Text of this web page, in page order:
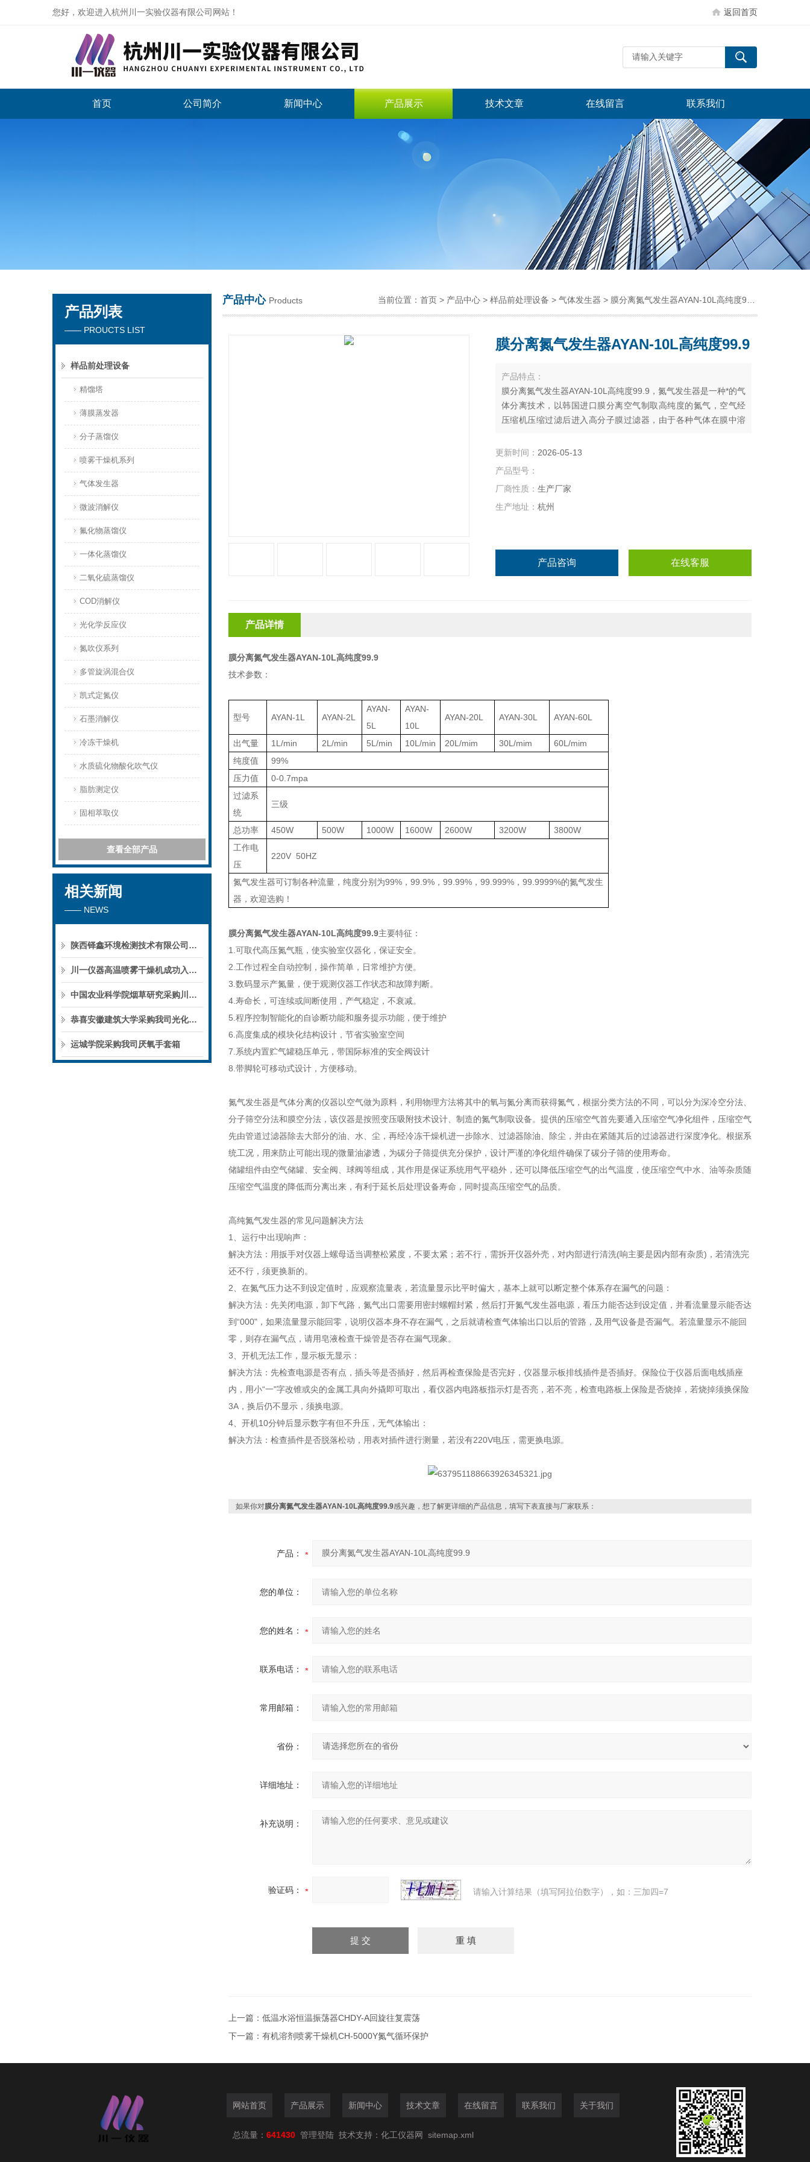
您好，欢迎进入杭州川一实验仪器有限公司网站！ 返回首页
杭州川一实验仪器有限公司
首页 公司简介 新闻中心 产品展示 技术文章 在线留言 联系我们
产品列表
—— PROUCTS LIST
样品前处理设备
精馏塔
薄膜蒸发器
分子蒸馏仪
喷雾干燥机系列
气体发生器
微波消解仪
氟化物蒸馏仪
一体化蒸馏仪
二氧化硫蒸馏仪
COD消解仪
光化学反应仪
氮吹仪系列
多管旋涡混合仪
凯式定氮仪
石墨消解仪
冷冻干燥机
水质硫化物酸化吹气仪
脂肪测定仪
固相萃取仪
查看全部产品
相关新闻
—— NEWS
陕西铎鑫环境检测技术有限公司采购我司全自动液液萃取仪
川一仪器高温喷雾干燥机成功入驻鄱阳职业学院，助力职业教育实训平台升级
中国农业科学院烟草研究采购川一仪器喷雾干燥机
恭喜安徽建筑大学采购我司光化学反应仪
运城学院采购我司厌氧手套箱
产品中心 Products 当前位置： 首页 > 产品中心 > 样品前处理设备 > 气体发生器 > 膜分离氮气发生器AYAN-10L高纯度99.9
膜分离氮气发生器AYAN-10L高纯度99.9
产品特点：
膜分离氮气发生器AYAN-10L高纯度99.9，氮气发生器是一种*的气
体分离技术，以韩国进口膜分离空气制取高纯度的氮气，空气经
压缩机压缩过滤后进入高分子膜过滤器，由于各种气体在膜中溶
在一定压力条件下，利用氧和氮等不同性质的气体在膜中具有不
更新时间： 2026-05-13
产品型号：
厂商性质： 生产厂家
生产地址： 杭州
产品咨询 在线客服
产品详情
膜分离氮气发生器AYAN-10L高纯度99.9
技术参数：
型号 AYAN-1L AYAN-2L
AYAN-
5L
AYAN-
10L
AYAN-20L AYAN-30L AYAN-60L
出气量 1L/min 2L/min 5L/min 10L/min 20L/mim 30L/mim
60L/mim
纯度值
99%
压力值
0-0.7mpa
过滤系
统
三级
总功率 450W 500W 1000W 1600W 2600W 3200W
3800W
工作电
压
220V 50HZ
氮气发生器可订制各种流量，纯度分别为99%，99.9%，99.99%，99.999%，99.9999%的氮气发生
器，欢迎选购！
膜分离氮气发生器AYAN-10L高纯度99.9主要特征：
1.可取代高压氮气瓶，使实验室仪器化，保证安全。
2.工作过程全自动控制，操作简单，日常维护方便。
3.数码显示产氮量，便于观测仪器工作状态和故障判断。
4.寿命长，可连续或间断使用，产气稳定，不衰减。
5.程序控制智能化的自诊断功能和服务提示功能，便于维护
6.高度集成的模块化结构设计，节省实验室空间
7.系统内置贮气罐稳压单元，带国际标准的安全阀设计
8.带脚轮可移动式设计，方便移动。
氮气发生器是气体分离的仪器以空气做为原料，利用物理方法将其中的氧与氮分离而获得氮气，根据分类方法的不同，可以分为深冷空分法、
分子筛空分法和膜空分法，该仪器是按照变压吸附技术设计、制造的氮气制取设备。提供的压缩空气首先要通入压缩空气净化组件，压缩空气
先由管道过滤器除去大部分的油、水、尘，再经冷冻干燥机进一步除水、过滤器除油、除尘，并由在紧随其后的过滤器进行深度净化。根据系
统工况，用来防止可能出现的微量油渗透，为碳分子筛提供充分保护，设计严谨的净化组件确保了碳分子筛的使用寿命。
储罐组件由空气储罐、安全阀、球阀等组成，其作用是保证系统用气平稳外，还可以降低压缩空气的出气温度，使压缩空气中水、油等杂质随
压缩空气温度的降低而分离出来，有利于延长后处理设备寿命，同时提高压缩空气的品质。
高纯氮气发生器的常见问题解决方法
1、运行中出现响声：
解决方法：用扳手对仪器上螺母适当调整松紧度，不要太紧；若不行，需拆开仪器外壳，对内部进行清洗(响主要是因内部有杂质)，若清洗完
还不行，须更换新的。
2、在氮气压力达不到设定值时，应观察流量表，若流量显示比平时偏大，基本上就可以断定整个体系存在漏气的问题：
解决方法：先关闭电源，卸下气路，氮气出口需要用密封螺帽封紧，然后打开氮气发生器电源，看压力能否达到设定值，并看流量显示能否达
到“000"，如果流量显示能回零，说明仪器本身不存在漏气，之后就请检查气体输出口以后的管路，及用气设备是否漏气。若流量显示不能回
零，则存在漏气点，请用皂液检查干燥管是否存在漏气现象。
3、开机无法工作，显示板无显示：
解决方法：先检查电源是否有点，插头等是否插好，然后再检查保险是否完好，仪器显示板排线插件是否插好。保险位于仪器后面电线插座
内，用小“一"字改锥或尖的金属工具向外撬即可取出，看仪器内电路板指示灯是否亮，若不亮，检查电路板上保险是否烧掉，若烧掉须换保险
3A，换后仍不显示，须换电源。
4、开机10分钟后显示数字有但不升压，无气体输出：
解决方法：检查插件是否脱落松动，用表对插件进行测量，若没有220V电压，需更换电源。
如果你对膜分离氮气发生器AYAN-10L高纯度99.9感兴趣，想了解更详细的产品信息，填写下表直接与厂家联系：
产品：
您的单位：
您的姓名：
联系电话：
常用邮箱：
省份：
详细地址：
补充说明：
验证码： 请输入计算结果（填写阿拉伯数字），如：三加四=7
上一篇： 低温水浴恒温振荡器CHDY-A回旋往复震荡
下一篇： 有机溶剂喷雾干燥机CH-5000Y氮气循环保护
网站首页 产品展示 新闻中心 技术文章 在线留言 联系我们 关于我们
总流量： 641430 管理登陆 技术支持： 化工仪器网 sitemap.xml